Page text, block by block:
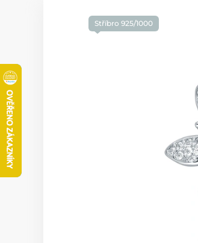
Stříbro 925/1000